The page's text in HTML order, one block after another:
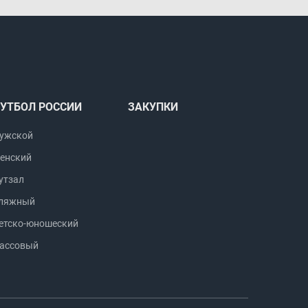
РОССИИ
юношеский
ЗАКУПКИ